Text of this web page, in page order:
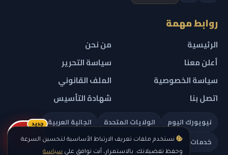
نستخدم ملفات تعريف الارتباط الأساسية لتحسين السرعة
وحفظ تفضيلاتك. بالاستمرار، أنت توافق على سياسة
روابط مهمة
الرئيسية
من نحن
أعلن معنا
سياسة التحرير
سياسة الخصوصية
الملف القانوني
اتصل بنا
شهادة التأسيس
نيويورك اليوم الولايات المتحدة
الجالية العربية
خدمات تهمك
ريلز
جديد